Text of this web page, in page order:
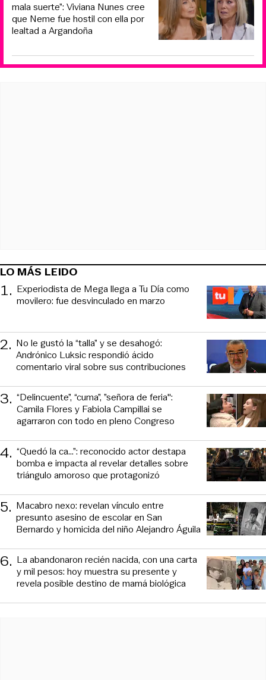
mala suerte”: Viviana Nunes cree
que Neme fue hostil con ella por
lealtad a Argandoña
LO MÁS LEIDO
1. Experiodista de Mega llega a Tu Día como
movilero: fue desvinculado en marzo
2. No le gustó la “talla” y se desahogó:
Andrónico Luksic respondió ácido
comentario viral sobre sus contribuciones
3. “Delincuente”, “cuma”, ”señora de feria":
Camila Flores y Fabiola Campillai se
agarraron con todo en pleno Congreso
4. “Quedó la ca...”: reconocido actor destapa
bomba e impacta al revelar detalles sobre
triángulo amoroso que protagonizó
5. Macabro nexo: revelan vínculo entre
presunto asesino de escolar en San
Bernardo y homicida del niño Alejandro Águila
6. La abandonaron recién nacida, con una carta
y mil pesos: hoy muestra su presente y
revela posible destino de mamá biológica